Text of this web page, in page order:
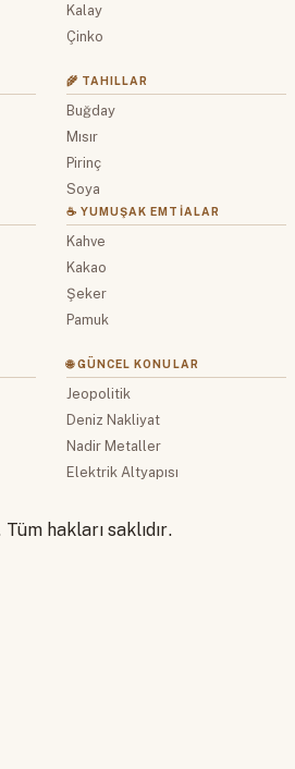
Kalay
Çinko
🌾 TAHILLAR
Buğday
Mısır
Pirinç
Soya
☕ YUMUŞAK EMTIALAR
Kahve
Kakao
Şeker
Pamuk
🌐 GÜNCEL KONULAR
Jeopolitik
Deniz Nakliyat
Nadir Metaller
Elektrik Altyapısı
Tüm hakları saklıdır.